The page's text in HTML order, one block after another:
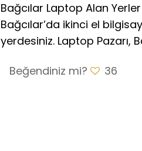
Bağcılar Laptop Alan
Bağcılar’da ikinci el
yerdesiniz. Laptop Pazarı,
Beğendiniz mi? 36